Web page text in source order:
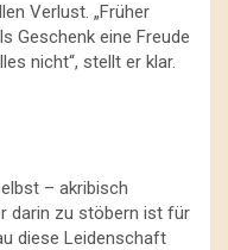
Verlust. „Früher
Geschenk eine Freude
nicht“, stellt er klar.
– akribisch
darin zu stöbern ist für
diese Leidenschaft